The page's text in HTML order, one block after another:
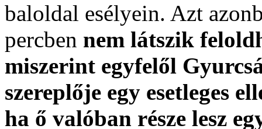
baloldal esélyein. Azt
percben nem látszik
miszerint egyfelől
szereplője egy esetleges
ha ő valóban része lesz